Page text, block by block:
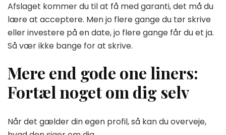
Afslaget kommer du til at få med garanti, det må du
lære at acceptere. Men jo flere gange du tør skrive
eller investere på en date, jo flere gange får du et ja.
Så vær ikke bange for at skrive.
Mere end gode one liners:
Fortæl noget om dig selv
Når det gælder din egen profil, så kan du overveje,